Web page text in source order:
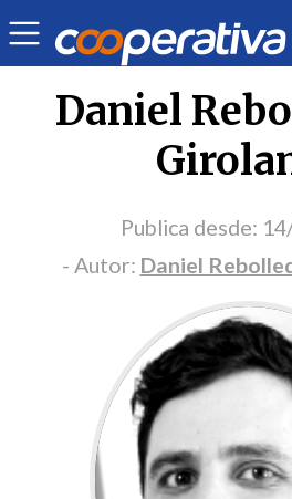
Portada Opinión
Daniel
Publica desde:
- Autor: Daniel